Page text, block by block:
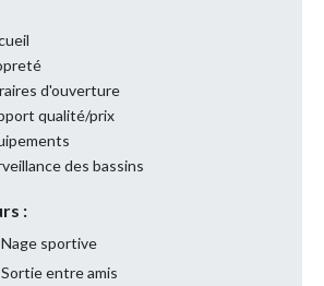
d'ouverture
qualité/prix
des bassins
:
Nage sportive
Sortie entre amis